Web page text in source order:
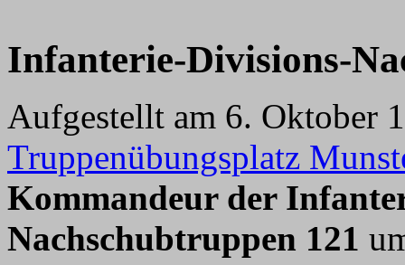
Infanterie-Divisions-
Aufgestellt am 6. Oktober
Truppenübungsplatz
Kommandeur der
Nachschubtruppen 121